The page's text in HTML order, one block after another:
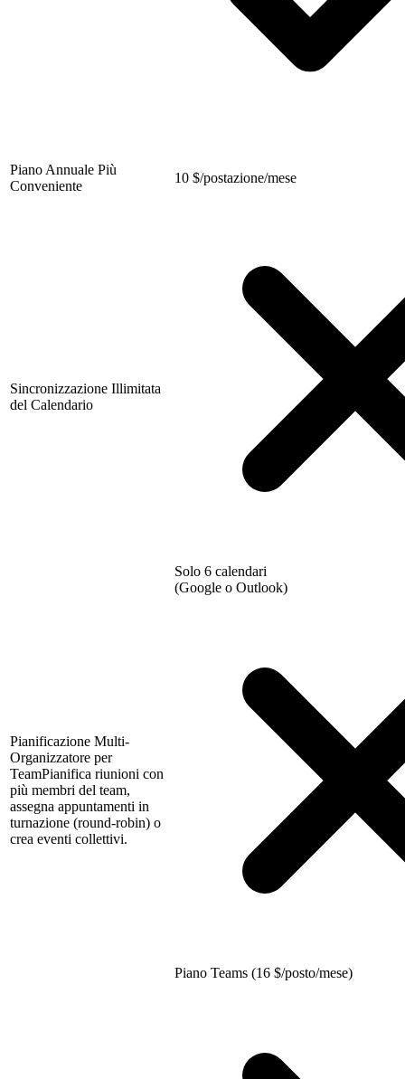
Piano Annuale Più
Conveniente
10 $/postazione/mese
Sincronizzazione Illimitata
del Calendario
Solo 6 calendari
(Google o Outlook)
Pianificazione Multi-
Organizzatore per
TeamPianifica riunioni con
più membri del team,
assegna appuntamenti in
turnazione (round-robin) o
crea eventi collettivi.
Piano Teams (16 $/posto/mese)